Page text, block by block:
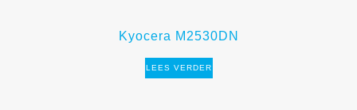
Kyocera M2530DN
LEES VERDER